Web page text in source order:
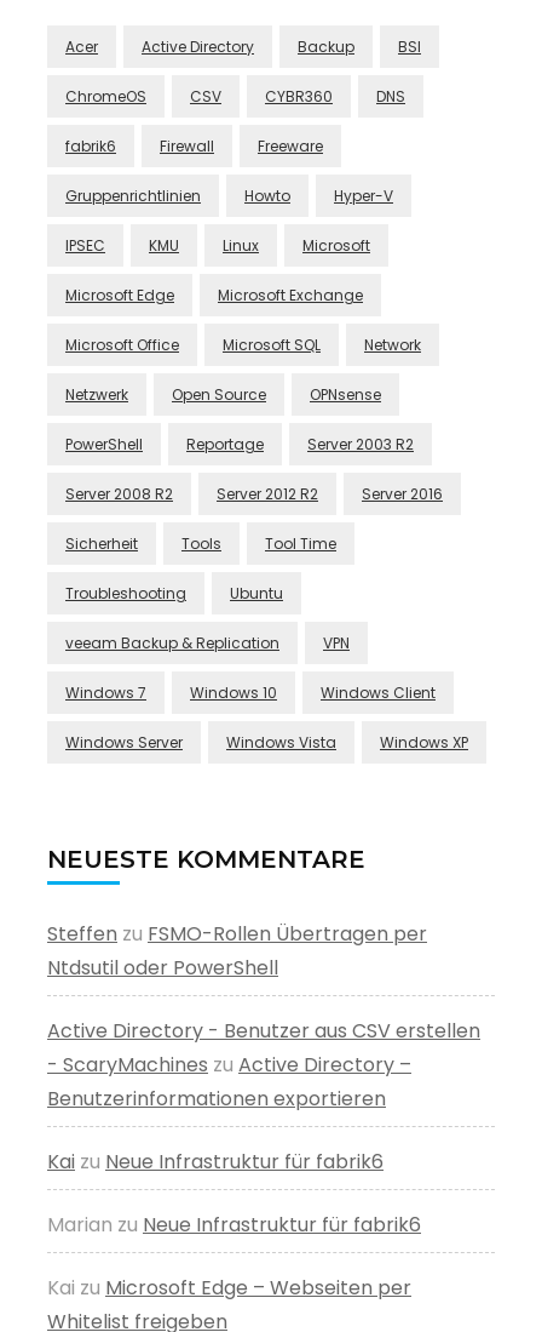
Acer Active Directory Backup BSI
ChromeOS CSV CYBR360 DNS
fabrik6 Firewall Freeware
Gruppenrichtlinien Howto Hyper-V
IPSEC KMU Linux Microsoft
Microsoft Edge Microsoft Exchange
Microsoft Office Microsoft SQL Network
Netzwerk Open Source OPNsense
PowerShell Reportage Server 2003 R2
Server 2008 R2 Server 2012 R2 Server 2016
Sicherheit Tools Tool Time
Troubleshooting Ubuntu
veeam Backup & Replication VPN
Windows 7 Windows 10 Windows Client
Windows Server Windows Vista Windows XP
NEUESTE KOMMENTARE
Steffen zu FSMO-Rollen Übertragen per
Ntdsutil oder PowerShell
Active Directory - Benutzer aus CSV erstellen
- ScaryMachines zu Active Directory –
Benutzerinformationen exportieren
Kai zu Neue Infrastruktur für fabrik6
Marian zu Neue Infrastruktur für fabrik6
Kai zu Microsoft Edge – Webseiten per
Whitelist freigeben